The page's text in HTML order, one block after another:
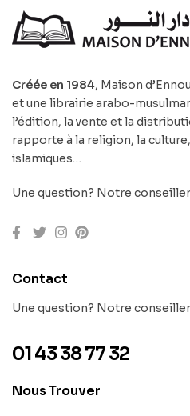
Créée en 1984, Maison
et une librairie arabo-
l’édition, la vente et la
rapporte à la religion, la
islamiques…
Une question? Notre
Contact
Une question? Notre
01 43 38 77 32
Nous Trouver